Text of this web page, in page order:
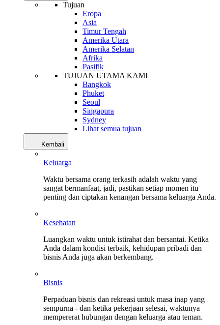
Tujuan
Eropa
Asia
Timur Tengah
Amerika Utara
Amerika Selatan
Afrika
Pasifik
TUJUAN UTAMA KAMI
Bangkok
Phuket
Seoul
Singapura
Sydney
Lihat semua tujuan
Kembali
Keluarga
Waktu bersama orang terkasih adalah waktu yang
sangat bermanfaat, jadi, pastikan setiap momen itu
penting dan ciptakan kenangan bersama keluarga Anda.
Kesehatan
Luangkan waktu untuk istirahat dan bersantai. Ketika
Anda dalam kondisi terbaik, kehidupan pribadi dan
bisnis Anda juga akan berkembang.
Bisnis
Perpaduan bisnis dan rekreasi untuk masa inap yang
sempurna - dan ketika pekerjaan selesai, waktunya
mempererat hubungan dengan keluarga atau teman.